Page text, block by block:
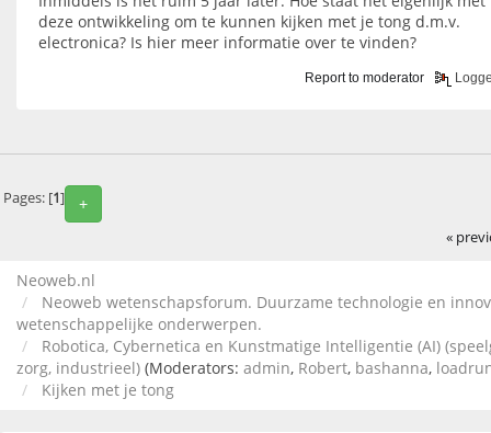
deze ontwikkeling om te kunnen kijken met je tong d.m.v.
electronica? Is hier meer informatie over te vinden?
Report to moderator
+
Pages: [1]
«
Neoweb.nl
Neoweb wetenschapsforum. Duurzame technologie en
wetenschappelijke onderwerpen.
Robotica, Cybernetica en Kunstmatige Intelligentie (AI)
zorg, industrieel) (Moderators: admin, Robert, bashanna,
Kijken met je tong